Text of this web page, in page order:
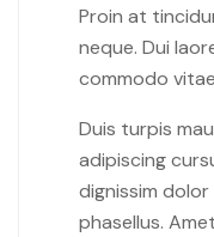
Proin at
neque. Dui
commodo
Duis turpis
adipiscing
dignissim
phasellus.